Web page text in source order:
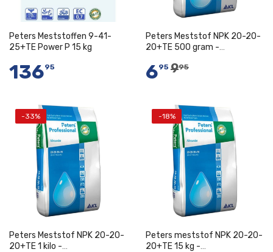
In Winkelwagen
Peters Meststoffen 9-41-
25+TE Power P 15 kg
13695
In Winkelwagen
Peters Meststof NPK 20-20-
20+TE 500 gram -
695 995
-33%
Peters Meststof NPK 20-20-
20+TE 1 kilo -
-18%
Peters meststof NPK 20-20-
20+TE 15 kg -